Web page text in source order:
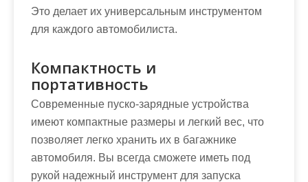
Это делает их универсальным инструментом
для каждого автомобилиста.
Компактность и
портативность
Современные пуско-зарядные устройства
имеют компактные размеры и легкий вес, что
позволяет легко хранить их в багажнике
автомобиля. Вы всегда сможете иметь под
рукой надежный инструмент для запуска